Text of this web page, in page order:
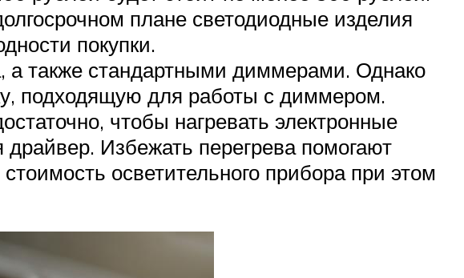
плане светодиодные изделия
покупки.
а также стандартными диммерами. Однако
подходящую для работы с диммером.
чтобы нагревать электронные
Избежать перегрева помогают
осветительного прибора при этом